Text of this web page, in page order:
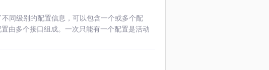
同级别的配置信息，可以包含一个或多个配
由多个接口组成。一次只能有一个配置是活动